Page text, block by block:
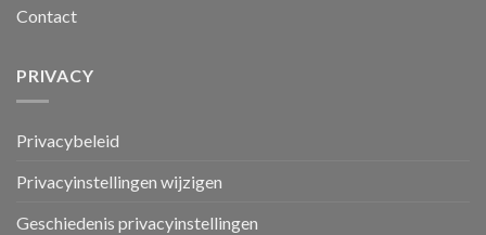
Contact
PRIVACY
Privacybeleid
Privacyinstellingen wijzigen
Geschiedenis privacyinstellingen